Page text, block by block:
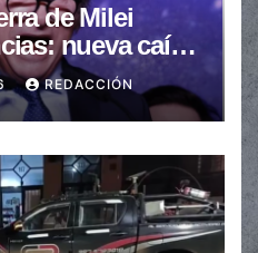
de Milei
nueva caída
no
REDACCIÓN